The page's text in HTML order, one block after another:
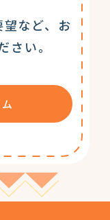
など、お
さい。